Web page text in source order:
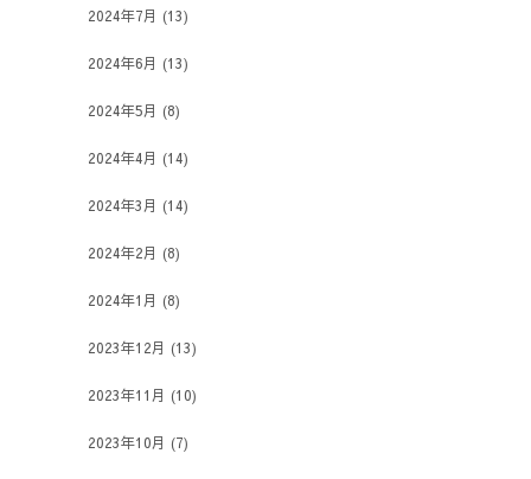
2024年7月 (13)
2024年6月 (13)
2024年5月 (8)
2024年4月 (14)
2024年3月 (14)
2024年2月 (8)
2024年1月 (8)
2023年12月 (13)
2023年11月 (10)
2023年10月 (7)